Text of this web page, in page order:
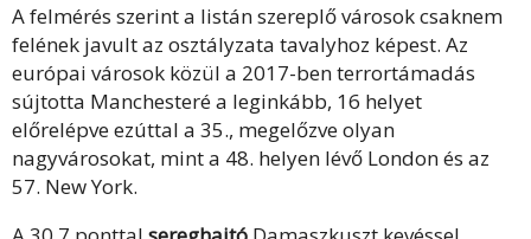
A felmérés szerint a listán szereplő városok csaknem
felének javult az osztályzata tavalyhoz képest. Az
európai városok közül a 2017-ben terrortámadás
sújtotta Manchesteré a leginkább, 16 helyet
előrelépve ezúttal a 35., megelőzve olyan
nagyvárosokat, mint a 48. helyen lévő London és az
57. New York.